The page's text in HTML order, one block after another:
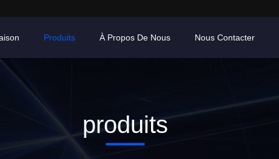
Produits À Propos De Nous Nous Contacter
produits